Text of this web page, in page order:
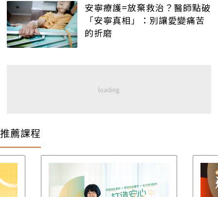
安寧療護=放棄救治？醫師點破
「安寧真相」：別讓愛變痛苦
的折磨
推薦課程